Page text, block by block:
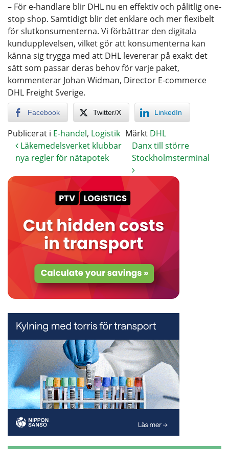
– För e-handlare blir DHL nu en effektiv och pålitlig one-
stop shop. Samtidigt blir det enklare och mer flexibelt
för slutkonsumenterna. Vi förbättrar den digitala
kundupplevelsen, vilket gör att konsumenterna kan
känna sig trygga med att DHL levererar på exakt det
sätt som passar deras behov för varje paket,
kommenterar Johan Widman, Director E-commerce
DHL Freight Sverige.
Facebook Twitter/X LinkedIn
Publicerat i E-handel, Logistik Märkt DHL
Läkemedelsverket klubbar
nya regler för nätapotek
Danx till större
Stockholmsterminal